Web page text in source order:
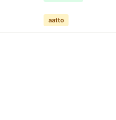
aatto